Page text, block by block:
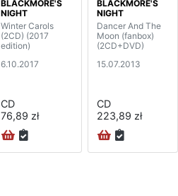
BLACKMORE'S
NIGHT
Winter Carols
(2CD) (2017
edition)
6.10.2017
CD
76,89 zł
BLACKMORE'S
NIGHT
Dancer And The
Moon (fanbox)
(2CD+DVD)
15.07.2013
CD
223,89 zł